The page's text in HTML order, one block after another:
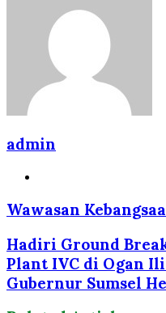
admin
Wawasan
Hadiri Ground
Plant IVC di Ogan
Gubernur Sumsel